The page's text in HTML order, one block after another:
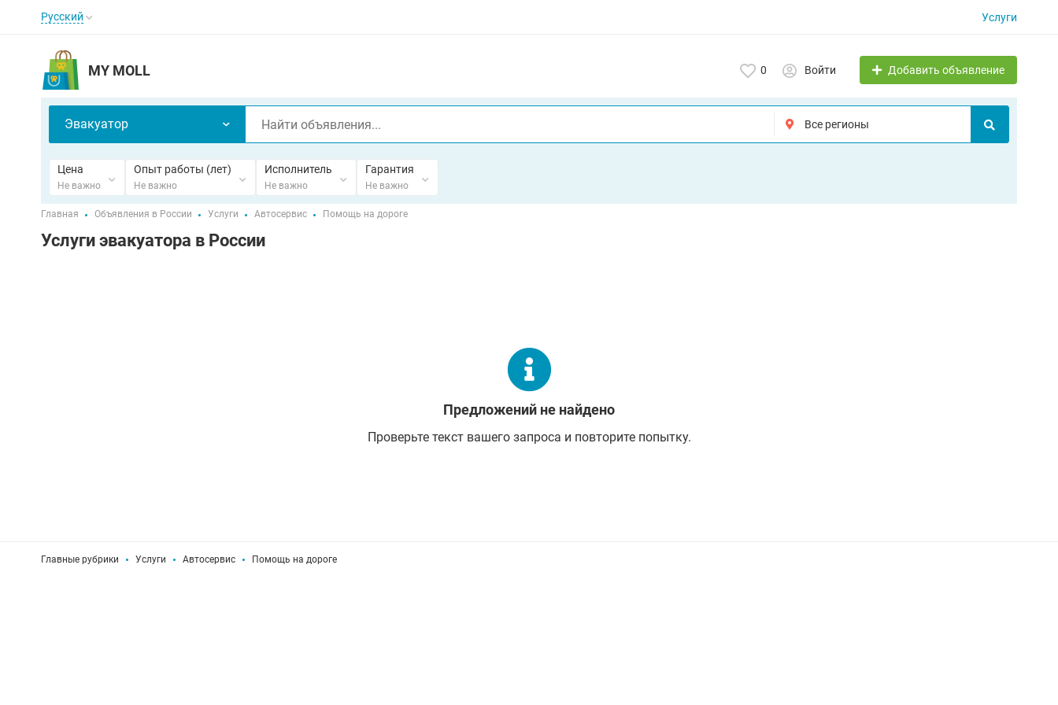
Русский Услуги
MY MOLL 0 Войти Добавить объявление
Эвакуатор
Цена
Не важно
Опыт работы (лет)
Не важно
Исполнитель
Не важно
Гарантия
Не важно
Главная Объявления в России Услуги Автосервис Помощь на дороге
Услуги эвакуатора в России
Предложений не найдено
Проверьте текст вашего запроса и повторите попытку.
Главные рубрики Услуги Автосервис Помощь на дороге